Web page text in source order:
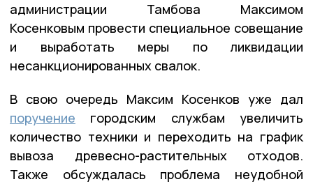
администрации Тамбова Максимом
Косенковым провести специальное совещание
и выработать меры по ликвидации
несанкционированных свалок.
В свою очередь Максим Косенков уже дал
поручение городским службам увеличить
количество техники и переходить на график
вывоза древесно-растительных отходов.
Также обсуждалась проблема неудобной